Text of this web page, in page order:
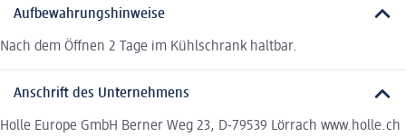
Aufbewahrungshinweise
Nach dem Öffnen 2 Tage im Kühlschrank haltbar.
Anschrift des Unternehmens
Holle Europe GmbH Berner Weg 23, D-79539 Lörrach www.holle.ch